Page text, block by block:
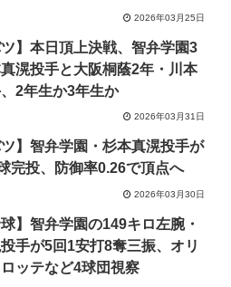
2026年03月25日
ツ】本日頂上決戦、智弁学園3
滉投手と大阪桐蔭2年・川本
2年生か3年生か
2026年03月31日
ツ】智弁学園・杉本真滉投手が
完投、防御率0.26で頂点へ
2026年03月30日
球】智弁学園の149キロ左腕・
手が5回1安打8奪三振、オリ
ッテなど4球団視察